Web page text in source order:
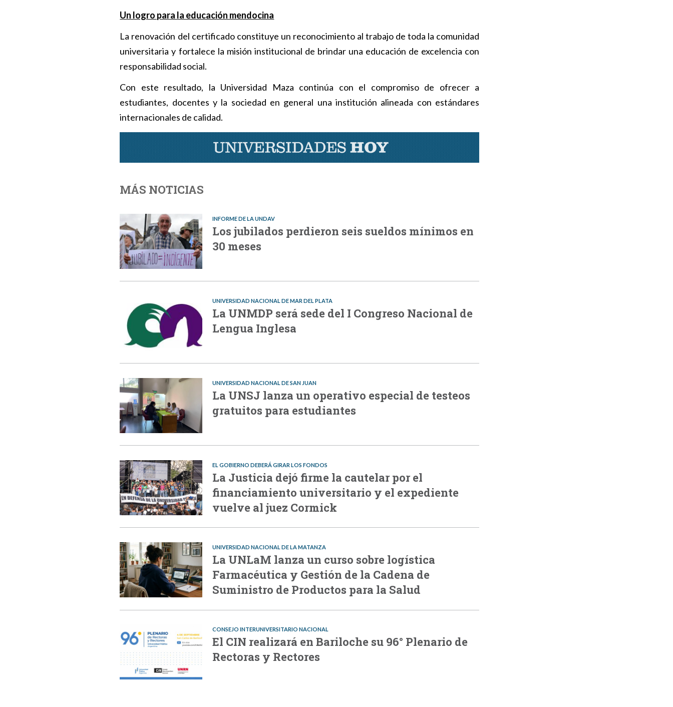
Un logro para la educación mendocina
La renovación del certificado constituye un reconocimiento al trabajo de toda la comunidad
universitaria y fortalece la misión institucional de brindar una educación de excelencia con
responsabilidad social.
Con este resultado, la Universidad Maza continúa con el compromiso de ofrecer a
estudiantes, docentes y la sociedad en general una institución alineada con estándares
internacionales de calidad.
MÁS NOTICIAS
INFORME DE LA UNDAV
Los jubilados perdieron seis sueldos mínimos en
30 meses
UNIVERSIDAD NACIONAL DE MAR DEL PLATA
La UNMDP será sede del I Congreso Nacional de
Lengua Inglesa
UNIVERSIDAD NACIONAL DE SAN JUAN
La UNSJ lanza un operativo especial de testeos
gratuitos para estudiantes
EL GOBIERNO DEBERÁ GIRAR LOS FONDOS
La Justicia dejó firme la cautelar por el
financiamiento universitario y el expediente
vuelve al juez Cormick
UNIVERSIDAD NACIONAL DE LA MATANZA
La UNLaM lanza un curso sobre logística
Farmacéutica y Gestión de la Cadena de
Suministro de Productos para la Salud
CONSEJO INTERUNIVERSITARIO NACIONAL
El CIN realizará en Bariloche su 96° Plenario de
Rectoras y Rectores